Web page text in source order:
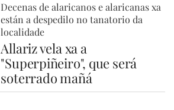
Decenas de alaricanos e alaricanas xa
están a despedilo no tanatorio da
localidade
Allariz vela xa a
"Superpiñeiro", que será
soterrado mañá